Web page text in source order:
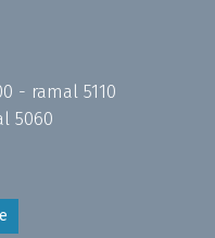
- ramal 5110
5060